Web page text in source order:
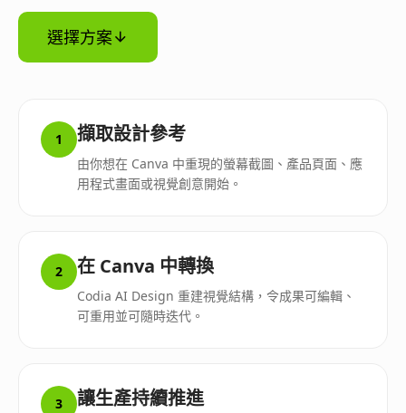
選擇方案
1 擷取設計參考
由你想在 Canva 中重現的螢幕截圖、產品頁面、應
用程式畫面或視覺創意開始。
2 在 Canva 中轉換
Codia AI Design 重建視覺結構，令成果可編輯、
可重用並可隨時迭代。
3 讓生產持續推進